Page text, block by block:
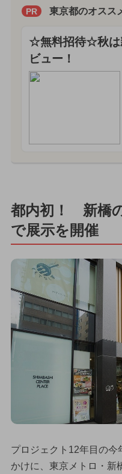
PR 東京都のオスス
☆無料招待☆秋は
ビュー！
都内初！ 新橋
で展示を開催
プロジェクト12年目の今
かけに、東京メトロ・新